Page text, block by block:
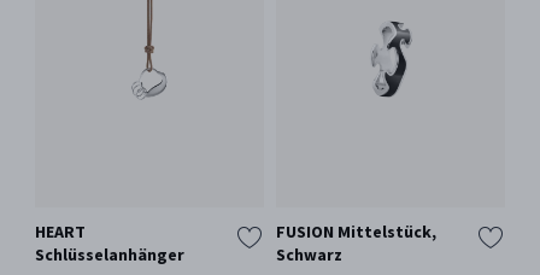
HEART
Schlüsselanhänger
FUSION Mittelstück,
Schwarz